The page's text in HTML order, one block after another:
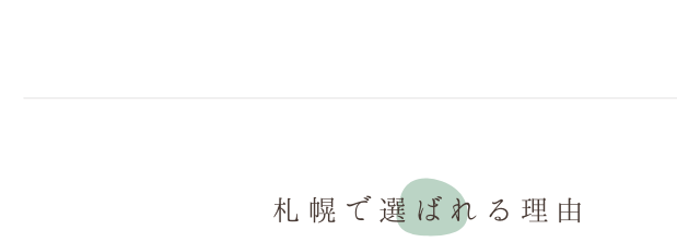
札幌で選ばれる理由